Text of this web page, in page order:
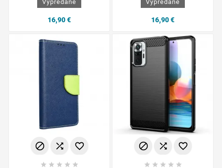
Vypredané
16,90 €
Vypredané
16,90 €
  
    
  
    